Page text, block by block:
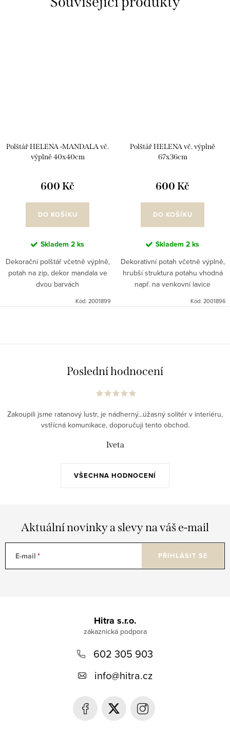
Polštář HELENA -MANDALA vč.
výplně 40x40cm
600 Kč
DO KOŠÍKU
Skladem 2 ks
Dekorační polštář včetně výplně,
potah na zip, dekor mandala ve
dvou barvách
Kód: 2001899
Polštář HELENA vč. výplně
67x36cm
600 Kč
DO KOŠÍKU
Skladem 2 ks
Dekorativní potah včetně výplně,
hrubší struktura potahu vhodná
např. na venkovní lavice
Kód: 2001896
Poslední hodnocení
VŠECHNA HODNOCENÍ
Zakoupili jsme ratanový lustr, je nádherný...úžasný solitér v interiéru,
vstřícná komunikace, doporučuji tento obchod.
Iveta
Aktuální novinky a slevy na váš e-mail
E-mail PŘIHLÁSIT SE
Hitra s.r.o.
602 305 903
info@hitra.cz